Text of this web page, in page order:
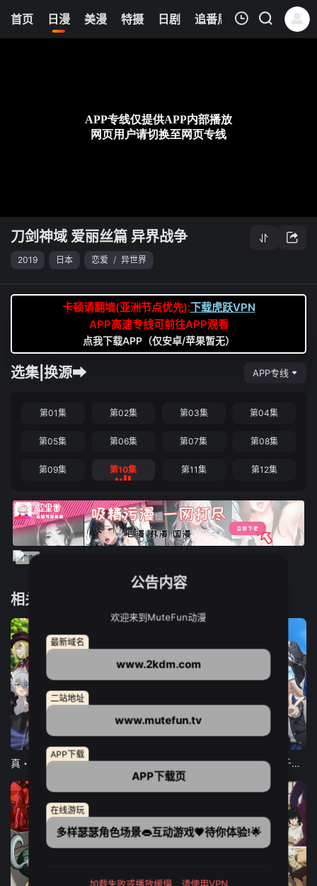
首页 日漫 美漫 特摄 日剧 追番周表 今日更新
0
清空
刀剑神域 爱丽丝篇 异界战争
2019 日本 恋爱 / 异世界
卡顿请翻墙(亚洲节点优先):下载虎跃VPN
APP高速专线可前往APP观看
点我下载APP（仅安卓/苹果暂无）
选集|换源➡ APP专线
第01集 第02集 第03集 第04集
第05集 第06集 第07集 第08集
第09集 第10集 第11集 第12集
相关推荐
12集全
真・进化果 实不知不觉踏上胜利的人生
12集全
东京猫猫 NEW～♡
13集全
弹珠汽水瓶里的千岁同学
公告内容
欢迎来到MuteFun动漫
最新域名
www.2kdm.com
二站地址
www.mutefun.tv
APP下载
APP下载页
在线游玩
多样瑟瑟角色场景👄互动游戏💗待你体验!🌟
加载失败或播放缓慢，请使用VPN